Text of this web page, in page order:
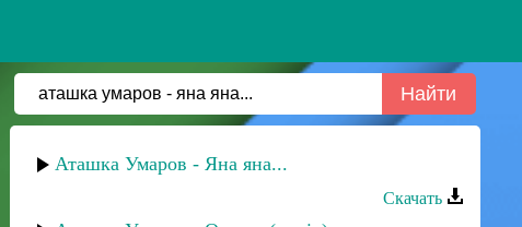
Аташка Умаров - Яна яна...
Скачать